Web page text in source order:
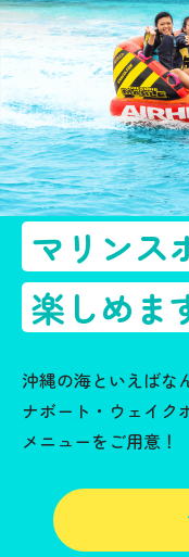
マリンス
楽しめま
沖縄の海といえばな
ナボート・ウェイク
メニューをご用意！